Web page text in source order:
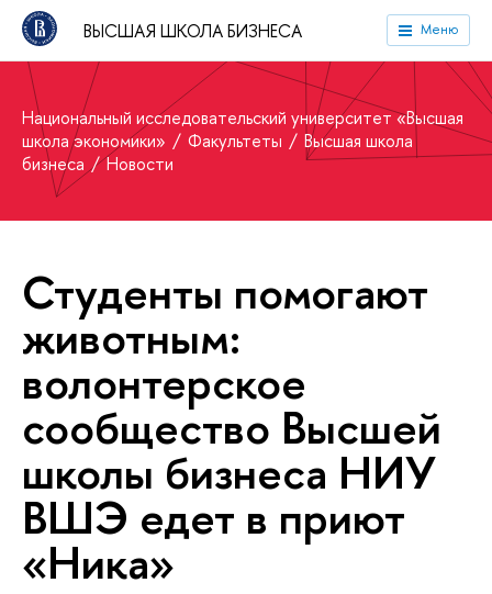
ВЫСШАЯ ШКОЛА БИЗНЕСА Меню
Национальный исследовательский университет «Высшая
школа экономики»
Факультеты
Высшая школа
бизнеса
Новости
Студенты помогают
животным:
волонтерское
сообщество Высшей
школы бизнеса НИУ
ВШЭ едет в приют
«Ника»